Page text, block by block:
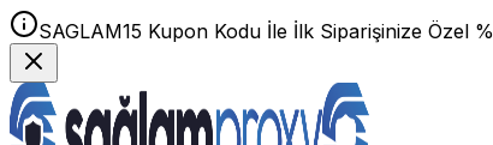
SAGLAM15 Kupon Kodu İle İlk Siparişinize Özel